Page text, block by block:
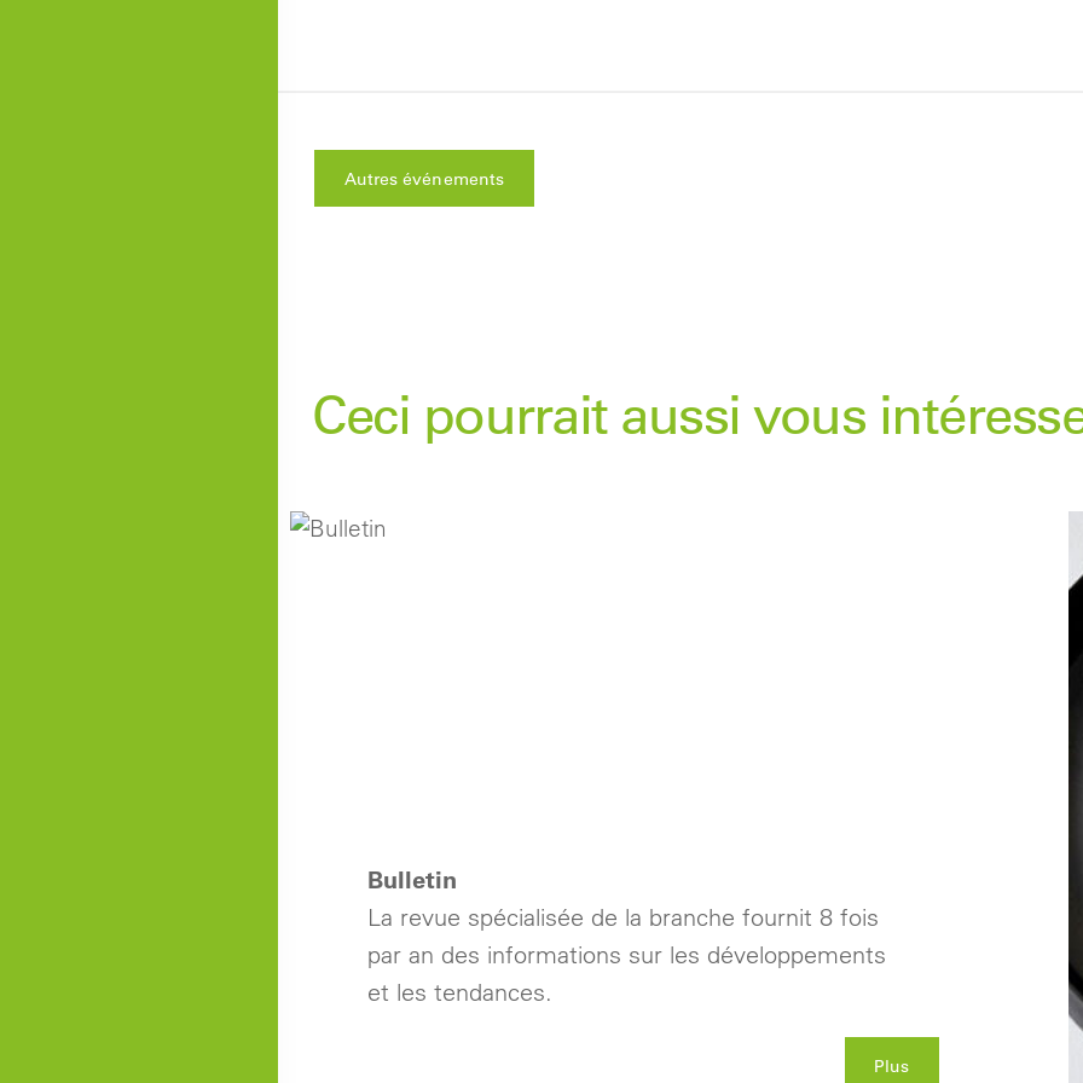
Autres événements
Ceci pourrait aussi vous
Bulletin
La revue spécialisée de la branche fournit 8 fois
par an des informations sur les développements
et les tendances.
Plus